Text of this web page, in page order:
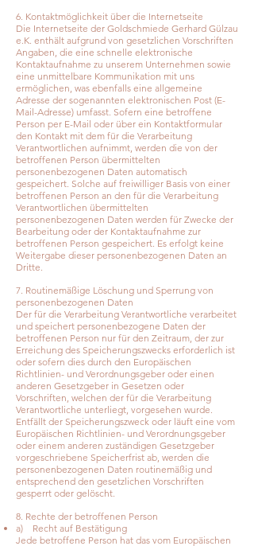
6. Kontaktmöglichkeit über die Internetseite
Die Internetseite der Goldschmiede Gerhard Gülzau
e.K. enthält aufgrund von gesetzlichen Vorschriften
Angaben, die eine schnelle elektronische
Kontaktaufnahme zu unserem Unternehmen sowie
eine unmittelbare Kommunikation mit uns
ermöglichen, was ebenfalls eine allgemeine
Adresse der sogenannten elektronischen Post (E-
Mail-Adresse) umfasst. Sofern eine betroffene
Person per E-Mail oder über ein Kontaktformular
den Kontakt mit dem für die Verarbeitung
Verantwortlichen aufnimmt, werden die von der
betroffenen Person übermittelten
personenbezogenen Daten automatisch
gespeichert. Solche auf freiwilliger Basis von einer
betroffenen Person an den für die Verarbeitung
Verantwortlichen übermittelten
personenbezogenen Daten werden für Zwecke der
Bearbeitung oder der Kontaktaufnahme zur
betroffenen Person gespeichert. Es erfolgt keine
Weitergabe dieser personenbezogenen Daten an
Dritte.
7. Routinemäßige Löschung und Sperrung von
personenbezogenen Daten
Der für die Verarbeitung Verantwortliche verarbeitet
und speichert personenbezogene Daten der
betroffenen Person nur für den Zeitraum, der zur
Erreichung des Speicherungszwecks erforderlich ist
oder sofern dies durch den Europäischen
Richtlinien- und Verordnungsgeber oder einen
anderen Gesetzgeber in Gesetzen oder
Vorschriften, welchen der für die Verarbeitung
Verantwortliche unterliegt, vorgesehen wurde.
Entfällt der Speicherungszweck oder läuft eine vom
Europäischen Richtlinien- und Verordnungsgeber
oder einem anderen zuständigen Gesetzgeber
vorgeschriebene Speicherfrist ab, werden die
personenbezogenen Daten routinemäßig und
entsprechend den gesetzlichen Vorschriften
gesperrt oder gelöscht.
8. Rechte der betroffenen Person
a) Recht auf Bestätigung
Jede betroffene Person hat das vom Europäischen